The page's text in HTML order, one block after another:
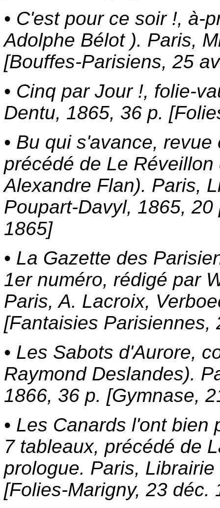
• C'est pour ce soir !, à-
Adolphe Bélot ). Paris,
[Bouffes-Parisiens, 25
• Cinq par Jour !, folie-
Dentu, 1865, 36 p.
• Bu qui s'avance,
précédé de Le
Alexandre Flan). Paris,
Poupart-Davyl, 1865,
1865]
• La Gazette des
1er numéro, rédigé par
Paris, A. Lacroix,
[Fantaisies Parisiennes,
• Les Sabots d'Aurore,
Raymond Deslandes).
1866, 36 p. [Gymnase,
• Les Canards l'ont
7 tableaux, précédé de
prologue. Paris,
[Folies-Marigny, 23 déc.